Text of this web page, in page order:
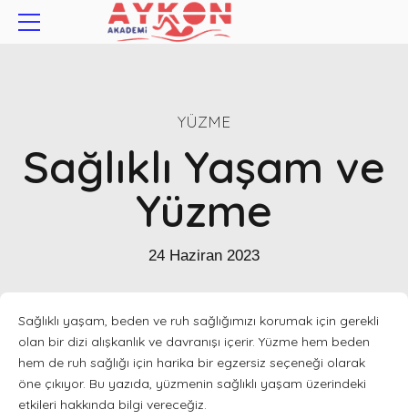
YÜZME
Sağlıklı Yaşam ve
Yüzme
24 Haziran 2023
Sağlıklı yaşam, beden ve ruh sağlığımızı korumak için gerekli
olan bir dizi alışkanlık ve davranışı içerir. Yüzme hem beden
hem de ruh sağlığı için harika bir egzersiz seçeneği olarak
öne çıkıyor. Bu yazıda, yüzmenin sağlıklı yaşam üzerindeki
etkileri hakkında bilgi vereceğiz.